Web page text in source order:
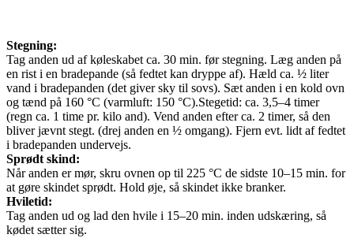
Stegning:
Tag anden ud af køleskabet ca. 30 min. før stegning. Læg anden på
en rist i en bradepande (så fedtet kan dryppe af). Hæld ca. ½ liter
vand i bradepanden (det giver sky til sovs). Sæt anden i en kold ovn
og tænd på 160 °C (varmluft: 150 °C).Stegetid: ca. 3,5–4 timer
(regn ca. 1 time pr. kilo and). Vend anden efter ca. 2 timer, så den
bliver jævnt stegt. (drej anden en ½ omgang). Fjern evt. lidt af fedtet
i bradepanden undervejs.
Sprødt skind:
Når anden er mør, skru ovnen op til 225 °C de sidste 10–15 min. for
at gøre skindet sprødt. Hold øje, så skindet ikke branker.
Hviletid:
Tag anden ud og lad den hvile i 15–20 min. inden udskæring, så
kødet sætter sig.